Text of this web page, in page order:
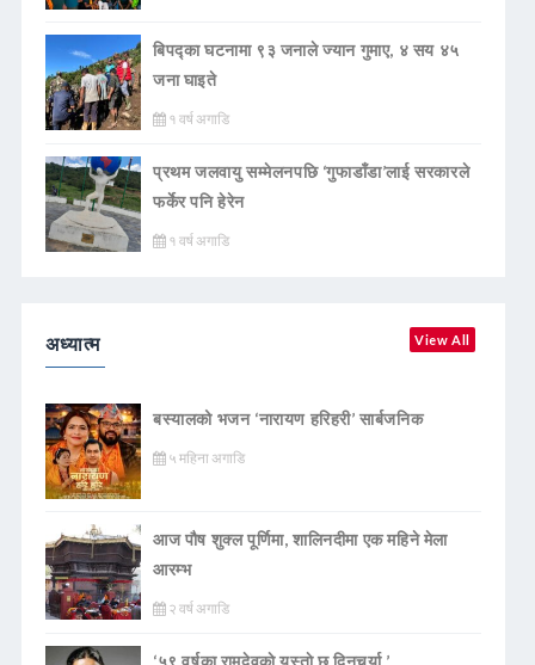
बिपद्का घटनामा ९३ जनाले ज्यान गुमाए, ४ सय ४५
जना घाइते
१ वर्ष अगाडि
प्रथम जलवायु सम्मेलनपछि ‘गुफाडाँडा’लाई सरकारले
फर्केर पनि हेरेन
१ वर्ष अगाडि
अध्यात्म View All
बस्यालको भजन ‘नारायण हरिहरी’ सार्बजनिक
५ महिना अगाडि
आज पौष शुक्ल पूर्णिमा, शालिनदीमा एक महिने मेला
आरम्भ
२ वर्ष अगाडि
‘५९ वर्षका रामदेवकाे यस्ताे छ दिनचर्या ’